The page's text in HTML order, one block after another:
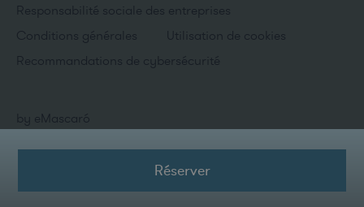
Réserver
Responsabilité sociale des entreprises
Conditions générales
Utilisation de cookies
Recommandations de cybersécurité
by eMascaró